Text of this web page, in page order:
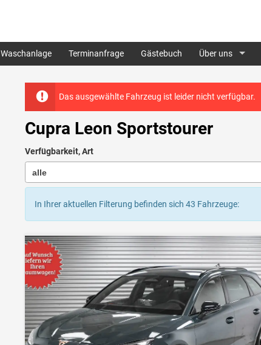
Waschanlage Terminanfrage Gästebuch Über uns
Das ausgewählte Fahrzeug ist leider nicht verfügbar.
Cupra Leon Sportstourer
Verfügbarkeit, Art
In Ihrer aktuellen Filterung befinden sich 43 Fahrzeuge: